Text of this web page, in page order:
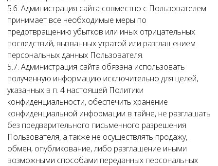
5.6. Администрация сайта совместно с Пользователем
принимает все необходимые меры по
предотвращению убытков или иных отрицательных
последствий, вызванных утратой или разглашением
персональных данных Пользователя.
5.7. Администрация сайта обязана использовать
полученную информацию исключительно для целей,
указанных в п. 4 настоящей Политики
конфиденциальности, обеспечить хранение
конфиденциальной информации в тайне, не разглашать
без предварительного письменного разрешения
Пользователя, а также не осуществлять продажу,
обмен, опубликование, либо разглашение иными
возможными способами переданных персональных